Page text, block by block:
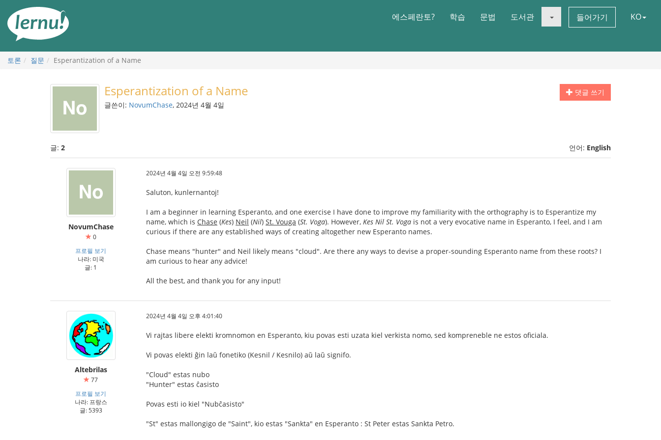
에스페란토? 학습 문법 도서관 들어가기 KO
토론 질문 Esperantization of a Name
댓글 쓰기
Esperantization of a Name
글쓴이: NovumChase, 2024년 4월 4일
글: 2 언어: English
NovumChase
0
프로필 보기
나라: 미국
글: 1
2024년 4월 4일 오전 9:59:48
Saluton, kunlernantoj!
I am a beginner in learning Esperanto, and one exercise I have done to improve my familiarity with the orthography is to Esperantize my
name, which is Chase (Kes) Neil (Nil) St. Vouga (St. Voga). However, Kes Nil St. Voga is not a very evocative name in Esperanto, I feel, and I am
curious if there are any established ways of creating altogether new Esperanto names.
Chase means "hunter" and Neil likely means "cloud". Are there any ways to devise a proper-sounding Esperanto name from these roots? I
am curious to hear any advice!
All the best, and thank you for any input!
Altebrilas
77
프로필 보기
나라: 프랑스
글: 5393
2024년 4월 4일 오후 4:01:40
Vi rajtas libere elekti kromnomon en Esperanto, kiu povas esti uzata kiel verkista nomo, sed kompreneble ne estos oficiala.
Vi povas elekti ĝin laŭ fonetiko (Kesnil / Kesnilo) aŭ laŭ signifo.
"Cloud" estas nubo
"Hunter" estas ĉasisto
Povas esti io kiel "Nubĉasisto"
"St" estas mallongigo de "Saint", kio estas "Sankta" en Esperanto : St Peter estas Sankta Petro.